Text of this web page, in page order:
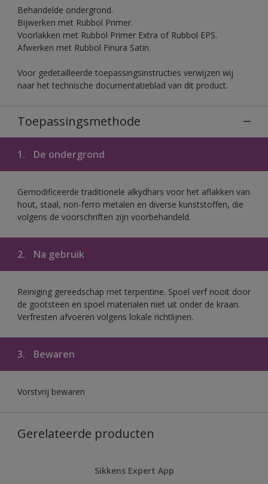
Behandelde ondergrond.
Bijwerken met Rubbol Primer.
Voorlakken met Rubbol Primer Extra of Rubbol EPS.
Afwerken met Rubbol Finura Satin.
Voor gedetailleerde toepassingsinstructies verwijzen wij
naar het technische documentatieblad van dit product.
Toepassingsmethode
1. De ondergrond
Gemodificeerde traditionele alkydhars voor het aflakken van
hout, staal, non-ferro metalen en diverse kunststoffen, die
volgens de voorschriften zijn voorbehandeld.
2. Na gebruik
Reiniging gereedschap met terpentine. Spoel verf nooit door
de gootsteen en spoel materialen niet uit onder de kraan.
Verfresten afvoeren volgens lokale richtlijnen.
3. Bewaren
Vorstvrij bewaren
Gerelateerde producten
Sikkens Expert App